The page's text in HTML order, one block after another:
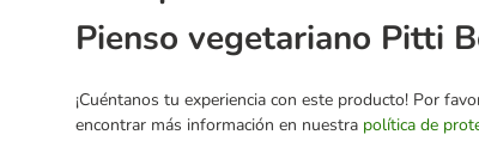
Pienso vegetariano Pitti
¡Cuéntanos tu experiencia con este producto! Por
encontrar más información en nuestra política de